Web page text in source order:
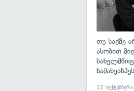
თუ საქმე
ასობით
22